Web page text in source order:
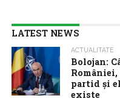
LATEST NEWS
ACTUALITATE
Bolojan:
partid și
existe